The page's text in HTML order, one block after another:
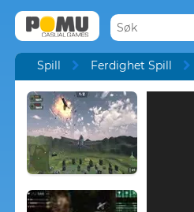
Spill Ferdighet Spill